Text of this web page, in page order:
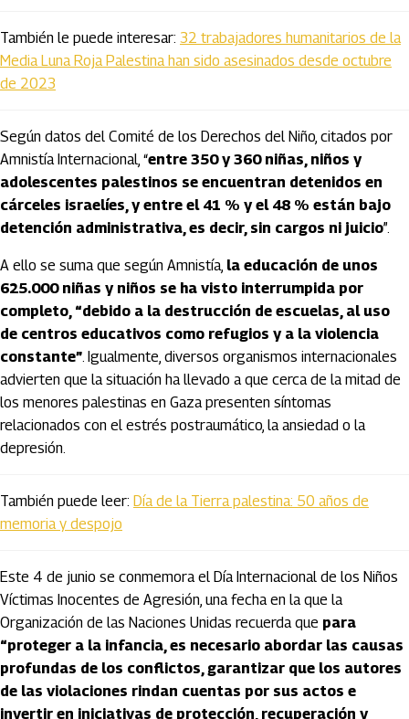
También le puede interesar: 32 trabajadores humanitarios de la
Media Luna Roja Palestina han sido asesinados desde octubre
de 2023
Según datos del Comité de los Derechos del Niño, citados por
Amnistía Internacional, “entre 350 y 360 niñas, niños y
adolescentes palestinos se encuentran detenidos en
cárceles israelíes, y entre el 41 % y el 48 % están bajo
detención administrativa, es decir, sin cargos ni juicio”.
A ello se suma que según Amnistía, la educación de unos
625.000 niñas y niños se ha visto interrumpida por
completo, “debido a la destrucción de escuelas, al uso
de centros educativos como refugios y a la violencia
constante”. Igualmente, diversos organismos internacionales
advierten que la situación ha llevado a que cerca de la mitad de
los menores palestinas en Gaza presenten síntomas
relacionados con el estrés postraumático, la ansiedad o la
depresión.
También puede leer: Día de la Tierra palestina: 50 años de
memoria y despojo
Este 4 de junio se conmemora el Día Internacional de los Niños
Víctimas Inocentes de Agresión, una fecha en la que la
Organización de las Naciones Unidas recuerda que para
“proteger a la infancia, es necesario abordar las causas
profundas de los conflictos, garantizar que los autores
de las violaciones rindan cuentas por sus actos e
invertir en iniciativas de protección, recuperación y